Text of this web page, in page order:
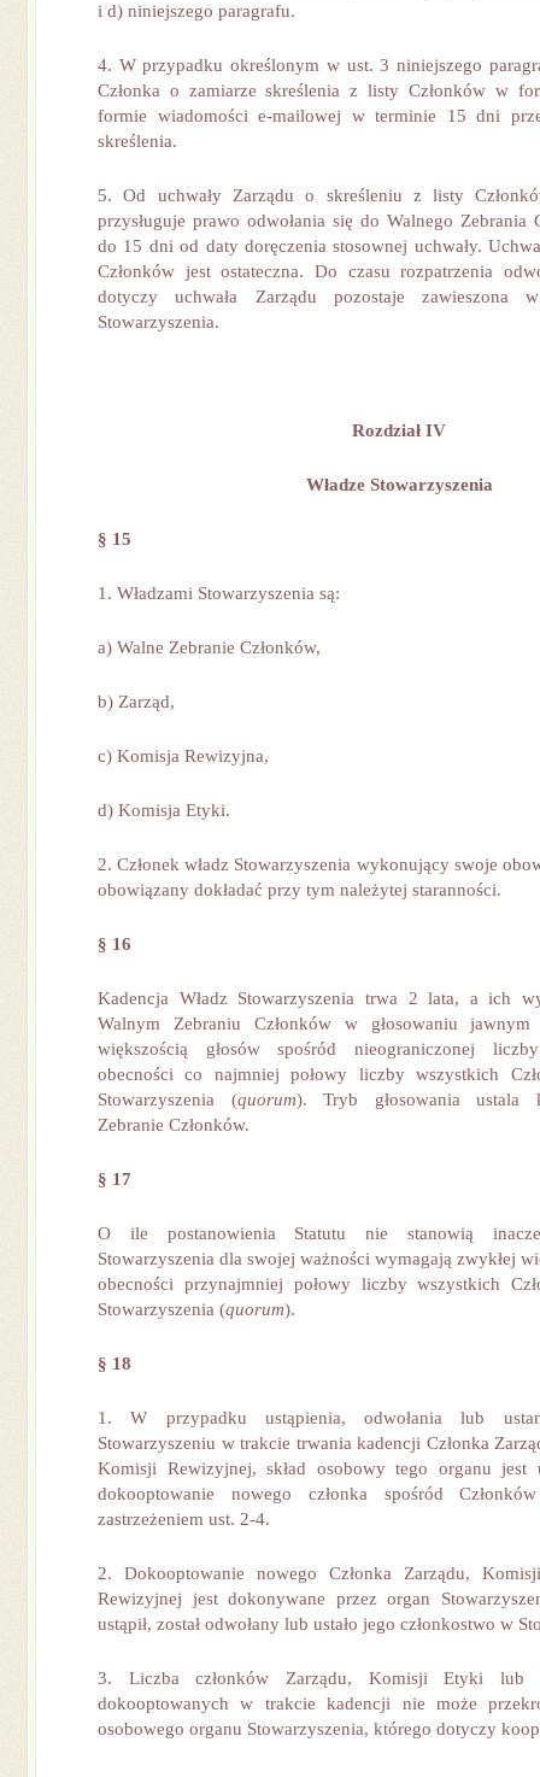
i d) niniejszego paragrafu.
4. W przypadku określonym w ust. 3 niniejszego
Członka o zamiarze skreślenia z listy Członków w
formie wiadomości e-mailowej w terminie 15 dni
skreślenia.
5. Od uchwały Zarządu o skreśleniu z listy
przysługuje prawo odwołania się do Walnego Zebrania
do 15 dni od daty doręczenia stosownej uchwały.
Członków jest ostateczna. Do czasu rozpatrzenia
dotyczy uchwała Zarządu pozostaje zawieszona
Stowarzyszenia.
Rozdział IV
Władze Stowarzyszenia
§ 15
1. Władzami Stowarzyszenia są:
a) Walne Zebranie Członków,
b) Zarząd,
c) Komisja Rewizyjna,
d) Komisja Etyki.
2. Członek władz Stowarzyszenia wykonujący swoje
obowiązany dokładać przy tym należytej staranności.
§ 16
Kadencja Władz Stowarzyszenia trwa 2 lata, a ich
Walnym Zebraniu Członków w głosowaniu
większością głosów spośród nieograniczonej
obecności co najmniej połowy liczby wszystkich
Stowarzyszenia (quorum). Tryb głosowania ustala
Zebranie Członków.
§ 17
O ile postanowienia Statutu nie stanowią
Stowarzyszenia dla swojej ważności wymagają zwykłej
obecności przynajmniej połowy liczby wszystkich
Stowarzyszenia (quorum).
§ 18
1. W przypadku ustąpienia, odwołania lub
Stowarzyszeniu w trakcie trwania kadencji Członka
Komisji Rewizyjnej, skład osobowy tego organu jest
dokooptowanie nowego członka spośród
zastrzeżeniem ust. 2-4.
2. Dokooptowanie nowego Członka Zarządu,
Rewizyjnej jest dokonywane przez organ
ustąpił, został odwołany lub ustało jego członkostwo w
3. Liczba członków Zarządu, Komisji Etyki lub
dokooptowanych w trakcie kadencji nie może
osobowego organu Stowarzyszenia, którego dotyczy